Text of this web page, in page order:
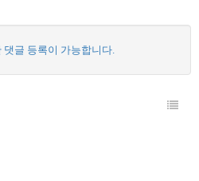
댓글 등록이 가능합니다.